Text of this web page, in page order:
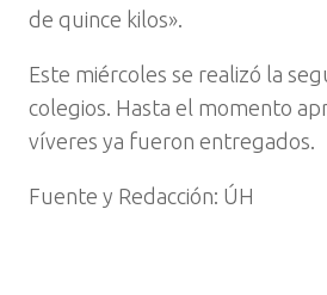
de quince kilos».
Este miércoles se realizó la
colegios. Hasta el momento
víveres ya fueron entregados.
Fuente y Redacción: ÚH